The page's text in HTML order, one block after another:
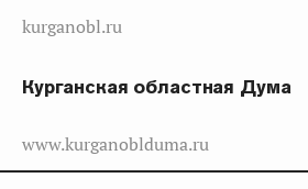
kurganobl.ru
Курганская областная Дума
www.kurganoblduma.ru